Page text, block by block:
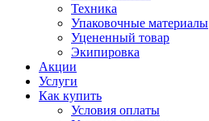
Техника
Упаковочные материалы
Уцененный товар
Экипировка
Акции
Услуги
Как купить
Условия оплаты